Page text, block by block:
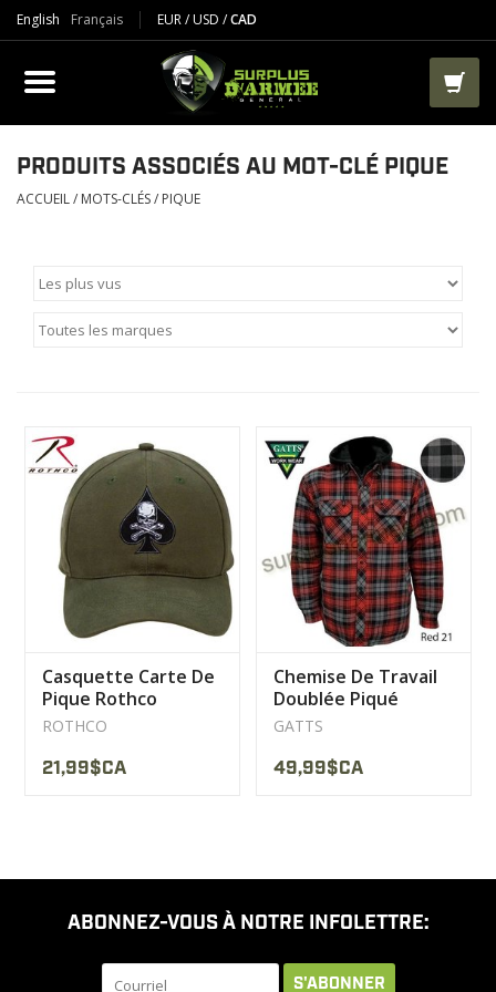
English Français EUR/USD /CAD
PRODUIT
VÊTEMENTS
BOTTES
AIRSOFT
SACS ET RANGEMENT
LIQUIDATION
MILITAIRE / USAGÉ
NOUVEAUTÉS
PRODUITS ASSOCIÉS AU MOT-CLÉ PIQUE
ACCUEIL/ MOTS-CLÉS/ PIQUE
Casquette Carte De
Pique Rothco
ROTHCO
21,99$CA
Chemise De Travail
Doublée Piqué
Capuche Gatts
GATTS
49,99$CA
ABONNEZ-VOUS À NOTRE INFOLETTRE:
S'ABONNER